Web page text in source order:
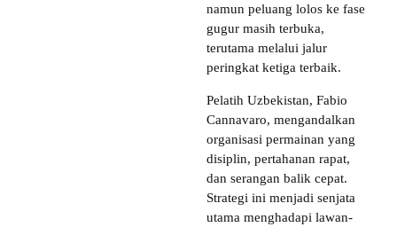
namun peluang lolos ke fase
gugur masih terbuka,
terutama melalui jalur
peringkat ketiga terbaik.
Pelatih Uzbekistan, Fabio
Cannavaro, mengandalkan
organisasi permainan yang
disiplin, pertahanan rapat,
dan serangan balik cepat.
Strategi ini menjadi senjata
utama menghadapi lawan-